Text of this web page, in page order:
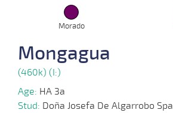
Morado
Mongagua
(460k) (I:)
Age: HA 3a
Stud: Doña Josefa De Algarrobo Spa